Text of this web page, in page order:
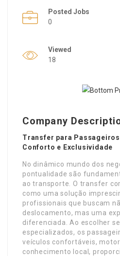
Posted Jobs
0
Viewed
18
Company
Transfer para
Conforto e Exclusividade
No dinâmico mundo dos
pontualidade são
ao transporte. O transfer
como uma solução
profissionais que buscam
deslocamento, mas uma
diferenciada. Ao escolher
especializados, os
veículos confortáveis,
conhecimento local,